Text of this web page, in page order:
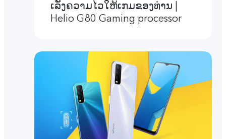
ເລັ່ງຄວາມໄວໃຫ້ເກມຂອງທ່ານ |
Helio G80 Gaming processor